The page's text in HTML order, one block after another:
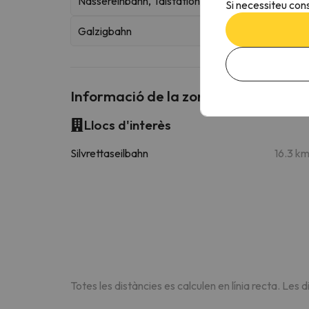
Galzigbahn
Informació de la zona de Haus
Llocs d'interès
Silvrettaseilbahn 16.3 km
Totes les distàncies es calculen en línia recta.
Si necessiteu